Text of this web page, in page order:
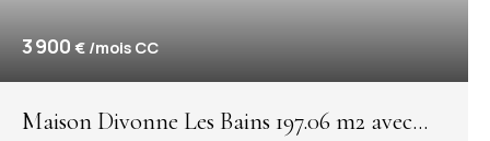
3 900 € /mois CC
Maison Divonne Les Bains 197.06 m2 avec